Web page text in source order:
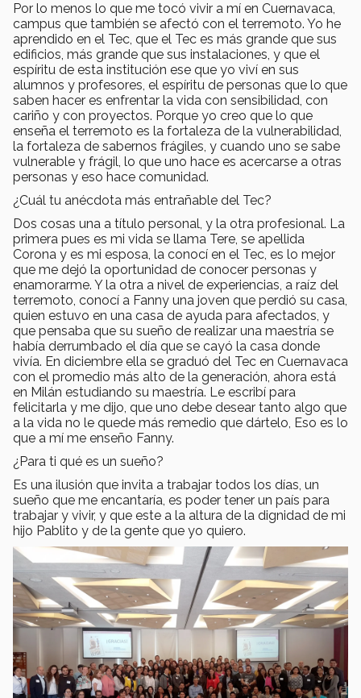
Por lo menos lo que me tocó vivir a mí en Cuernavaca,
campus que también se afectó con el terremoto. Yo he
aprendido en el Tec, que el Tec es más grande que sus
edificios, más grande que sus instalaciones, y que el
espíritu de esta institución ese que yo viví en sus
alumnos y profesores, el espíritu de personas que lo que
saben hacer es enfrentar la vida con sensibilidad, con
cariño y con proyectos. Porque yo creo que lo que
enseña el terremoto es la fortaleza de la vulnerabilidad,
la fortaleza de sabernos frágiles, y cuando uno se sabe
vulnerable y frágil, lo que uno hace es acercarse a otras
personas y eso hace comunidad.
¿Cuál tu anécdota más entrañable del Tec?
Dos cosas una a título personal, y la otra profesional. La
primera pues es mi vida se llama Tere, se apellida
Corona y es mi esposa, la conocí en el Tec, es lo mejor
que me dejó la oportunidad de conocer personas y
enamorarme. Y la otra a nivel de experiencias, a raíz del
terremoto, conocí a Fanny una joven que perdió su casa,
quien estuvo en una casa de ayuda para afectados, y
que pensaba que su sueño de realizar una maestría se
había derrumbado el día que se cayó la casa donde
vivía. En diciembre ella se graduó del Tec en Cuernavaca
con el promedio más alto de la generación, ahora está
en Milán estudiando su maestría. Le escribí para
felicitarla y me dijo, que uno debe desear tanto algo que
a la vida no le quede más remedio que dártelo, Eso es lo
que a mí me enseño Fanny.
¿Para ti qué es un sueño?
Es una ilusión que invita a trabajar todos los días, un
sueño que me encantaría, es poder tener un país para
trabajar y vivir, y que este a la altura de la dignidad de mi
hijo Pablito y de la gente que yo quiero.